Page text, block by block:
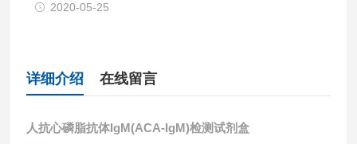
2020-05-25
详细介绍 在线留言
人抗心磷脂抗体IgM(ACA-IgM)检测试剂盒